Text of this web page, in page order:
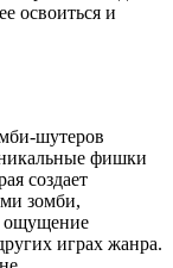
освоиться и
шутеров
фишки
создает
зомби,
ощущение
играх жанра.